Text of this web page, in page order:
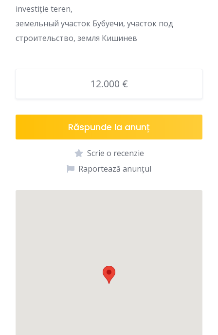
investiție teren,
земельный участок Бубуечи, участок под
строительство, земля Кишинев
12.000 €
Răspunde la anunț
Scrie o recenzie
Raportează anunțul